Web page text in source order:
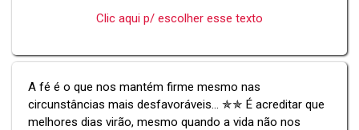
Clic aqui p/ escolher esse texto
A fé é o que nos mantém firme mesmo nas
circunstâncias mais desfavoráveis... ✯✯ É acreditar que
melhores dias virão, mesmo quando a vida não nos